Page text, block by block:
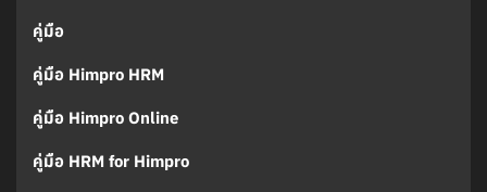
คู่มือ
คู่มือ Himpro HRM
คู่มือ Himpro Online
คู่มือ HRM for Himpro